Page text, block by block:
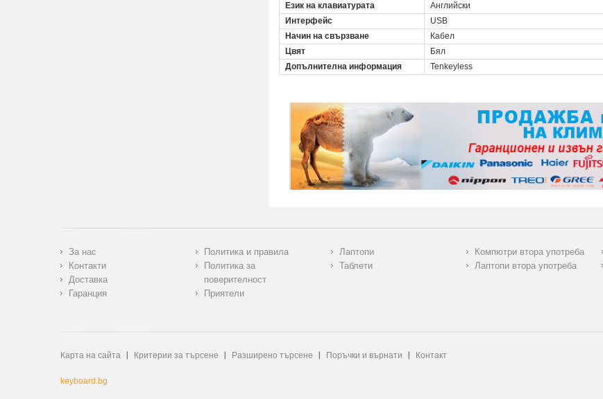
Език на клавиатурата
Английски
Интерфейс
USB
Начин на свързване
Кабел
Цвят
Бял
Допълнителна информация
Tenkeyless
За нас
Контакти
Доставка
Гаранция
Политика и правила
Политика за
поверителност
Приятели
Лаптопи
Таблети
Компютри втора употреба
Лаптопи втора употреба
Карта на сайта Критерии за търсене Разширено търсене Поръчки и върнати Контакт
keyboard.bg